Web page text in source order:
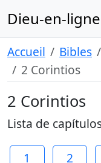
Dieu-en-
Accueil Bibles
2 Corintios
2 Corintios
Lista de
1 2